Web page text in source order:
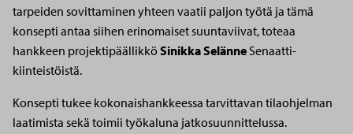
tarpeiden sovittaminen yhteen vaatii paljon työtä ja tämä
konsepti antaa siihen erinomaiset suuntaviivat, toteaa
hankkeen projektipäällikköSinikka Selänne Senaatti-
kiinteistöistä.
Konsepti tukee kokonaishankkeessa tarvittavan tilaohjelman
laatimista sekä toimii työkaluna jatkosuunnittelussa.